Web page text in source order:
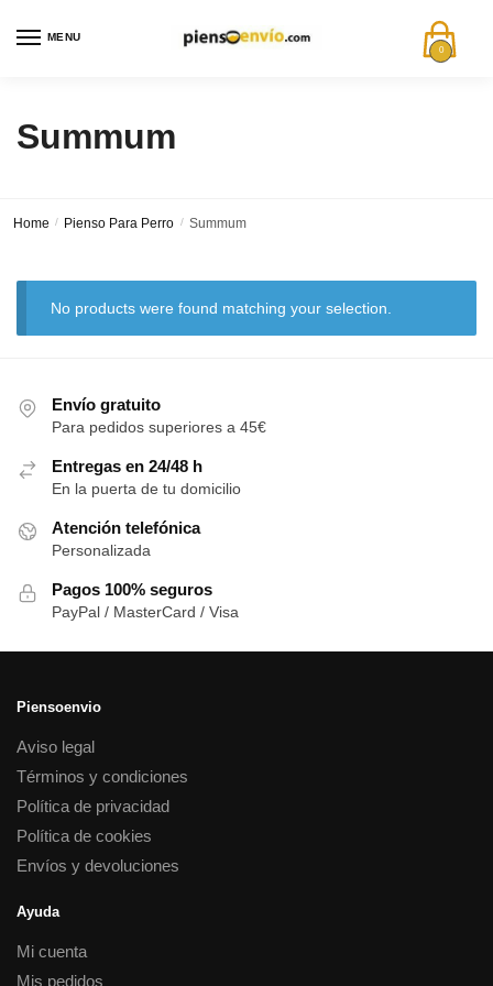
MENU
0
Summum
Home / Pienso Para Perro / Summum
No products were found matching your selection.
Envío gratuito
Para pedidos superiores a 45€
Entregas en 24/48 h
En la puerta de tu domicilio
Atención telefónica
Personalizada
Pagos 100% seguros
PayPal / MasterCard / Visa
Piensoenvio
Aviso legal
Términos y condiciones
Política de privacidad
Política de cookies
Envíos y devoluciones
Ayuda
Mi cuenta
Mis pedidos